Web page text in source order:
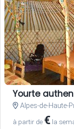
Yourte
Alpes-de-Haute-
à partir de € la